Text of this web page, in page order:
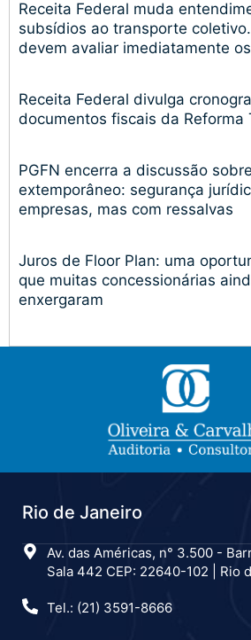
Receita Federal muda
subsídios ao transporte
devem avaliar imediatamente
Receita Federal divulga
documentos fiscais da Reforma
PGFN encerra a discussão
extemporâneo: segurança
empresas, mas com ressalvas
Juros de Floor Plan: uma
que muitas concessionárias
enxergaram
Rio de Janeiro
Av. das Américas, n° 3.500 -
Sala 442 CEP: 22640-102 | Rio
Tel.: (21) 3591-8666